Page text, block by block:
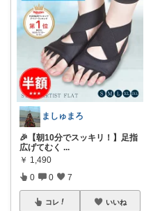
ましゅまろ
​🎉【朝10分でスッキリ！】足指
広げてむく ...
￥ 1,490
0 0 7
コレ いいね